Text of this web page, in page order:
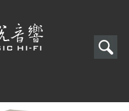
搜
搜
尋